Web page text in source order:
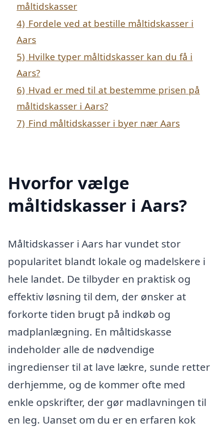
måltidskasser
4) Fordele ved at bestille måltidskasser i
Aars
5) Hvilke typer måltidskasser kan du få i
Aars?
6) Hvad er med til at bestemme prisen på
måltidskasser i Aars?
7) Find måltidskasser i byer nær Aars
Hvorfor vælge
måltidskasser i Aars?
Måltidskasser i Aars har vundet stor
popularitet blandt lokale og madelskere i
hele landet. De tilbyder en praktisk og
effektiv løsning til dem, der ønsker at
forkorte tiden brugt på indkøb og
madplanlægning. En måltidskasse
indeholder alle de nødvendige
ingredienser til at lave lækre, sunde retter
derhjemme, og de kommer ofte med
enkle opskrifter, der gør madlavningen til
en leg. Uanset om du er en erfaren kok